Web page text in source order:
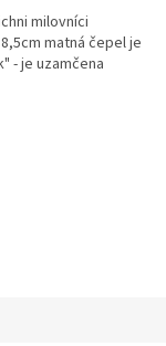
milovníci
matná čepel je
- je uzamčena